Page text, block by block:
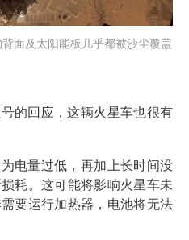
面及太阳能板几乎都被沙尘覆盖
的回应，这辆火星车也很有
电量过低，再加上长时间没
耗。这可能将影响火星车未
要运行加热器，电池将无法